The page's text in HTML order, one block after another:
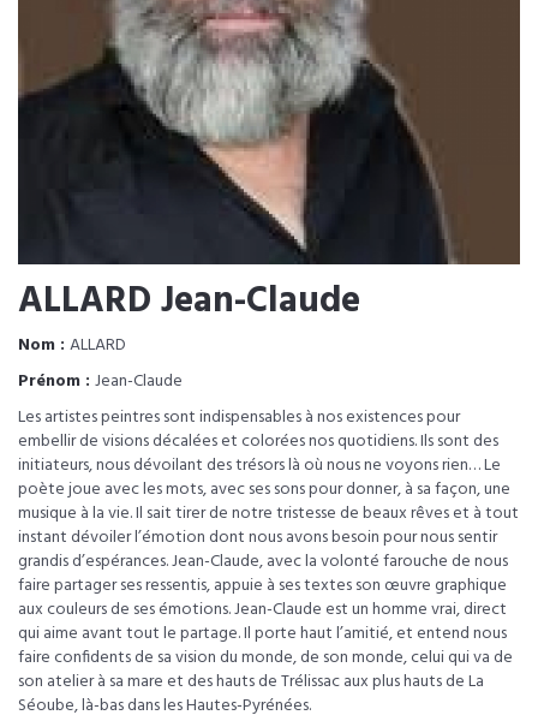
ALLARD Jean-Claude
Nom : ALLARD
Prénom : Jean-Claude
Les artistes peintres sont indispensables à nos existences pour
embellir de visions décalées et colorées nos quotidiens. Ils sont des
initiateurs, nous dévoilant des trésors là où nous ne voyons rien… Le
poète joue avec les mots, avec ses sons pour donner, à sa façon, une
musique à la vie. Il sait tirer de notre tristesse de beaux rêves et à tout
instant dévoiler l’émotion dont nous avons besoin pour nous sentir
grandis d’espérances. Jean-Claude, avec la volonté farouche de nous
faire partager ses ressentis, appuie à ses textes son œuvre graphique
aux couleurs de ses émotions. Jean-Claude est un homme vrai, direct
qui aime avant tout le partage. Il porte haut l’amitié, et entend nous
faire confidents de sa vision du monde, de son monde, celui qui va de
son atelier à sa mare et des hauts de Trélissac aux plus hauts de La
Séoube, là-bas dans les Hautes-Pyrénées.